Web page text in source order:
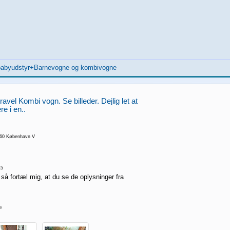
og kombivogne
Kombi vogn. Se billeder. Dejlig let at
i en..
København V
fortæl mig, at du se de oplysninger fra